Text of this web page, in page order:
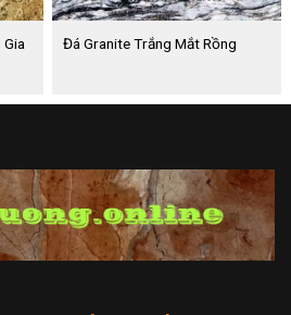
Gia Đá Granite Trắng Mắt Rồng